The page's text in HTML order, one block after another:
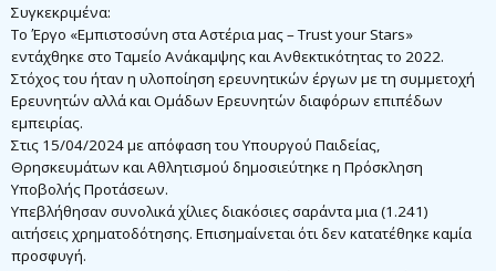
Συγκεκριμένα:
Το Έργο «Εμπιστοσύνη στα Αστέρια μας – Trust your Stars»
εντάχθηκε στο Ταμείο Ανάκαμψης και Ανθεκτικότητας το 2022.
Στόχος του ήταν η υλοποίηση ερευνητικών έργων με τη συμμετοχή
Ερευνητών αλλά και Ομάδων Ερευνητών διαφόρων επιπέδων
εμπειρίας.
Στις 15/04/2024 με απόφαση του Υπουργού Παιδείας,
Θρησκευμάτων και Αθλητισμού δημοσιεύτηκε η Πρόσκληση
Υποβολής Προτάσεων.
Υπεβλήθησαν συνολικά χίλιες διακόσιες σαράντα μια (1.241)
αιτήσεις χρηματοδότησης. Επισημαίνεται ότι δεν κατατέθηκε καμία
προσφυγή.